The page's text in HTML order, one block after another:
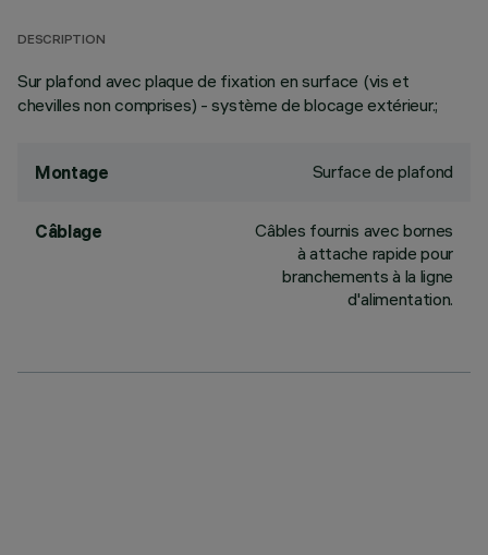
DESCRIPTION
Sur plafond avec plaque de fixation en surface (vis et
chevilles non comprises) - système de blocage extérieur.;
Montage Surface de plafond
Câblage
Câbles fournis avec bornes
à attache rapide pour
branchements à la ligne
d'alimentation.